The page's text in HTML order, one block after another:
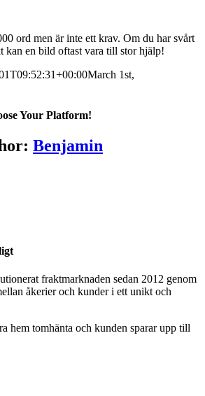
ord men är inte ett krav. Om du har svårt
kan en bild oftast vara till stor hjälp!
March 1st,
Your Platform!
Benjamin
fraktmarknaden sedan 2012 genom
åkerier och kunder i ett unikt och
hem tomhänta och kunden sparar upp till